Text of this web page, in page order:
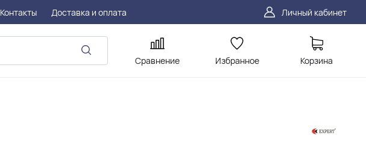
Контакты Доставка и оплата Личный кабинет
Сравнение Избранное Корзина